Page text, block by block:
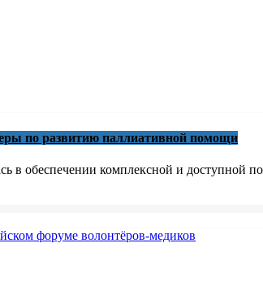
по развитию паллиативной помощи
в обеспечении комплексной и доступной